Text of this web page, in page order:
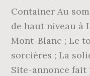
Container Au
de haut niveau à
Mont-Blanc ; Le
sorcières ; La
Site-annonce fait